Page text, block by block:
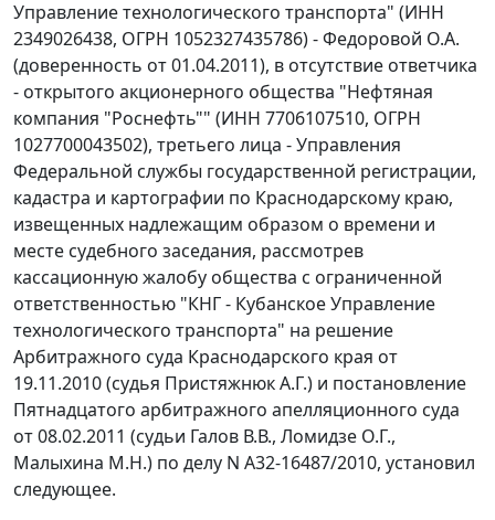
Управление технологического транспорта" (ИНН
2349026438, ОГРН 1052327435786) - Федоровой О.А.
(доверенность от 01.04.2011), в отсутствие ответчика
- открытого акционерного общества "Нефтяная
компания "Роснефть"" (ИНН 7706107510, ОГРН
1027700043502), третьего лица - Управления
Федеральной службы государственной регистрации,
кадастра и картографии по Краснодарскому краю,
извещенных надлежащим образом о времени и
месте судебного заседания, рассмотрев
кассационную жалобу общества с ограниченной
ответственностью "КНГ - Кубанское Управление
технологического транспорта" на решение
Арбитражного суда Краснодарского края от
19.11.2010 (судья Пристяжнюк А.Г.) и постановление
Пятнадцатого арбитражного апелляционного суда
от 08.02.2011 (судьи Галов В.В., Ломидзе О.Г.,
Малыхина М.Н.) по делу N А32-16487/2010, установил
следующее.